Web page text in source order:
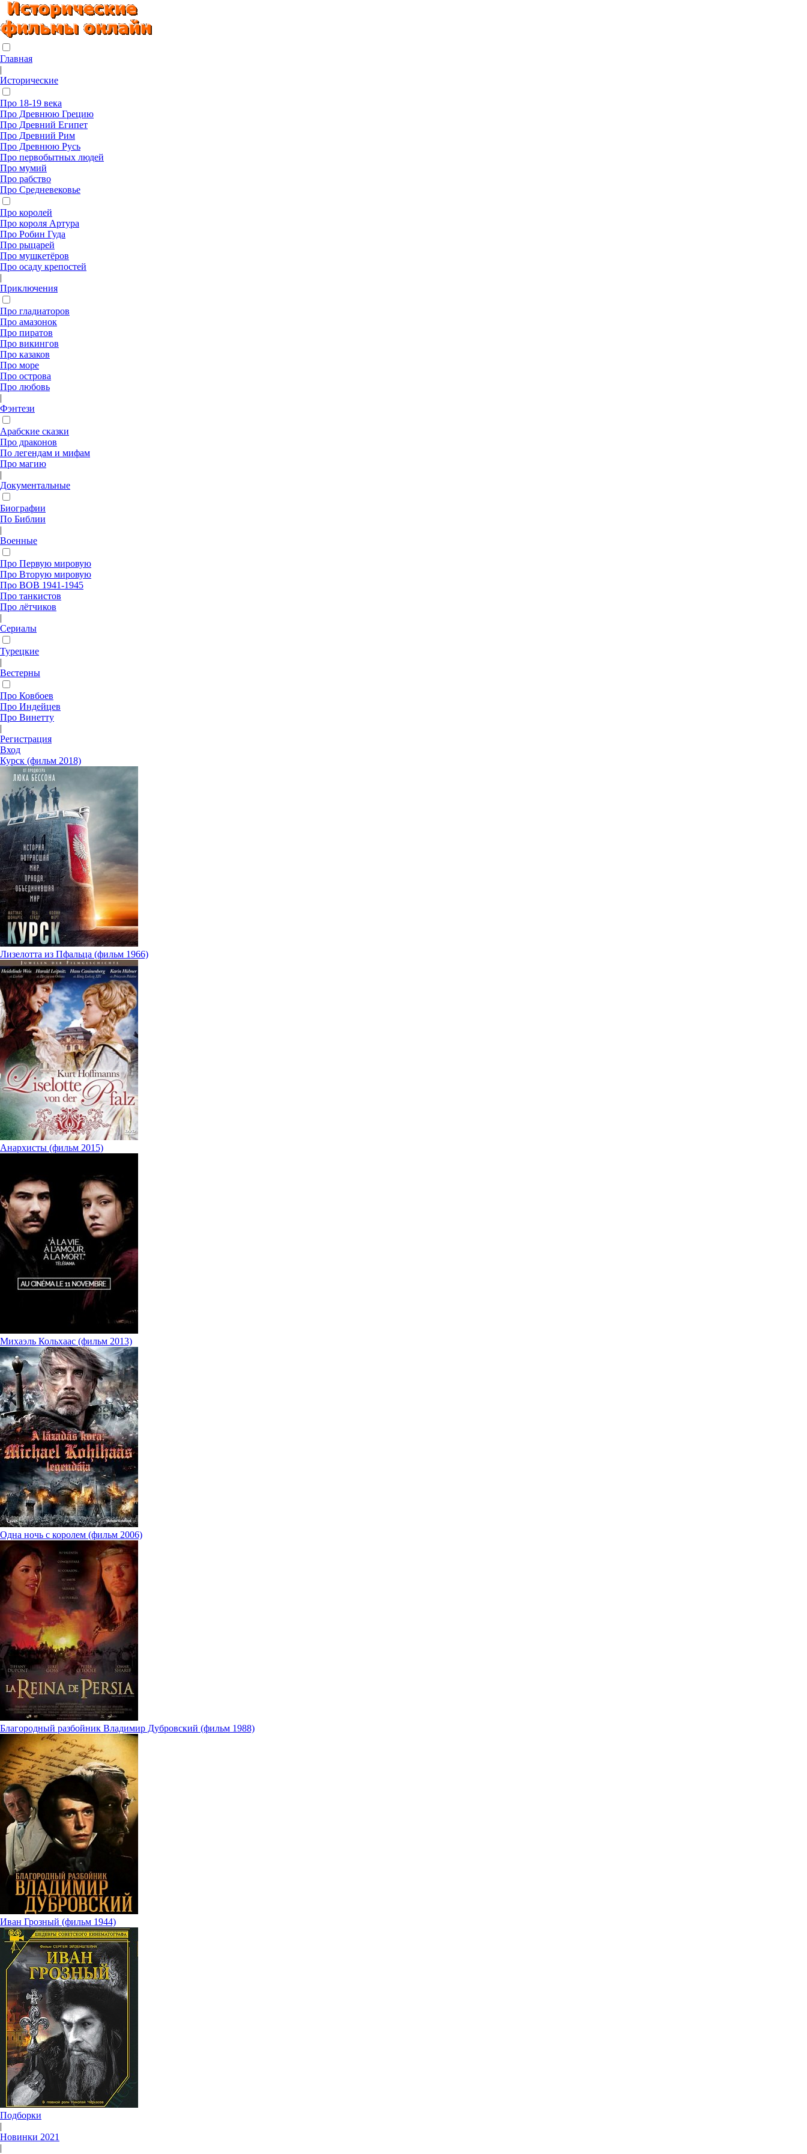
Главная
|
Исторические
Про 18-19 века
Про Древнюю Грецию
Про Древний Египет
Про Древний Рим
Про Древнюю Русь
Про первобытных людей
Про мумий
Про рабство
Про Средневековье
Про королей
Про короля Артура
Про Робин Гуда
Про рыцарей
Про мушкетёров
Про осаду крепостей
|
Приключения
Про гладиаторов
Про амазонок
Про пиратов
Про викингов
Про казаков
Про море
Про острова
Про любовь
|
Фэнтези
Арабские сказки
Про драконов
По легендам и мифам
Про магию
|
Документальные
Биографии
По Библии
|
Военные
Про Первую мировую
Про Вторую мировую
Про ВОВ 1941-1945
Про танкистов
Про лётчиков
|
Сериалы
Турецкие
|
Вестерны
Про Ковбоев
Про Индейцев
Про Винетту
|
Регистрация
Вход
Курск (фильм 2018)
Лизелотта из Пфальца (фильм 1966)
Анархисты (фильм 2015)
Михаэль Кольхаас (фильм 2013)
Одна ночь с королем (фильм 2006)
Благородный разбойник Владимир Дубровский (фильм 1988)
Иван Грозный (фильм 1944)
Подборки
|
Новинки 2021
|